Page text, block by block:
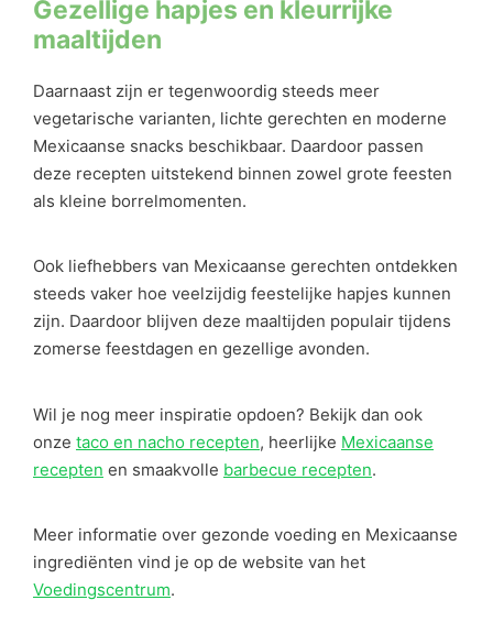
Gezellige hapjes en kleurrijke
maaltijden
Daarnaast zijn er tegenwoordig steeds meer
vegetarische varianten, lichte gerechten en moderne
Mexicaanse snacks beschikbaar. Daardoor passen
deze recepten uitstekend binnen zowel grote feesten
als kleine borrelmomenten.
Ook liefhebbers van Mexicaanse gerechten ontdekken
steeds vaker hoe veelzijdig feestelijke hapjes kunnen
zijn. Daardoor blijven deze maaltijden populair tijdens
zomerse feestdagen en gezellige avonden.
Wil je nog meer inspiratie opdoen? Bekijk dan ook
onze taco en nacho recepten, heerlijke Mexicaanse
recepten en smaakvolle barbecue recepten.
Meer informatie over gezonde voeding en Mexicaanse
ingrediënten vind je op de website van het
Voedingscentrum.